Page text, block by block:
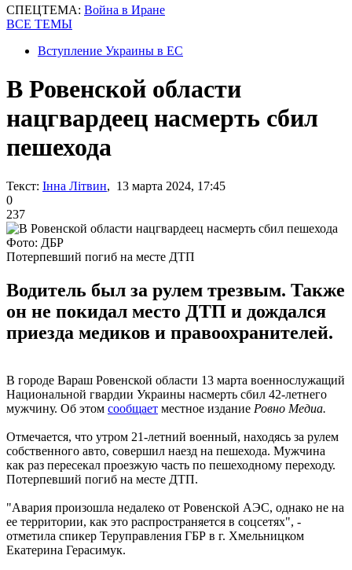
СПЕЦТЕМА: Война в Иране
ВСЕ ТЕМЫ
Вступление Украины в ЕС
В Ровенской области
нацгвардеец насмерть сбил
пешехода
Текст: Інна Літвин, 13 марта 2024, 17:45
0
237
Фото: ДБР
Потерпевший погиб на месте ДТП
Водитель был за рулем трезвым. Также
он не покидал место ДТП и дождался
приезда медиков и правоохранителей.
В городе Вараш Ровенской области 13 марта военнослужащий
Национальной гвардии Украины насмерть сбил 42-летнего
мужчину. Об этом сообщает местное издание Ровно Медиа.
Отмечается, что утром 21-летний военный, находясь за рулем
собственного авто, совершил наезд на пешехода. Мужчина
как раз пересекал проезжую часть по пешеходному переходу.
Потерпевший погиб на месте ДТП.
"Авария произошла недалеко от Ровенской АЭС, однако не на
ее территории, как это распространяется в соцсетях", -
отметила спикер Теруправления ГБР в г. Хмельницком
Екатерина Герасимук.